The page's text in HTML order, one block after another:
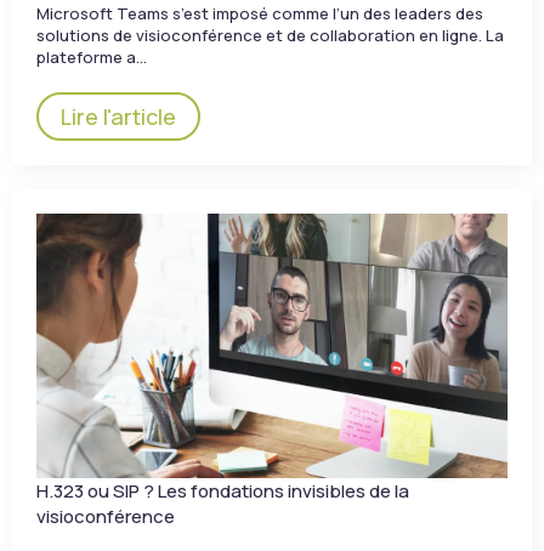
Microsoft Teams s’est imposé comme l’un des leaders des
solutions de visioconférence et de collaboration en ligne. La
plateforme a…
Lire l'article
H.323 ou SIP ? Les fondations invisibles de la
visioconférence